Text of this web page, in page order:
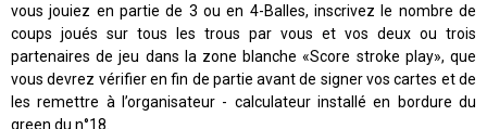
vous jouiez en partie de 3 ou en 4-Balles, inscrivez le nombre de
coups joués sur tous les trous par vous et vos deux ou trois
partenaires de jeu dans la zone blanche «Score stroke play», que
vous devrez vérifier en fin de partie avant de signer vos cartes et de
les remettre à l’organisateur - calculateur installé en bordure du
green du n°18.